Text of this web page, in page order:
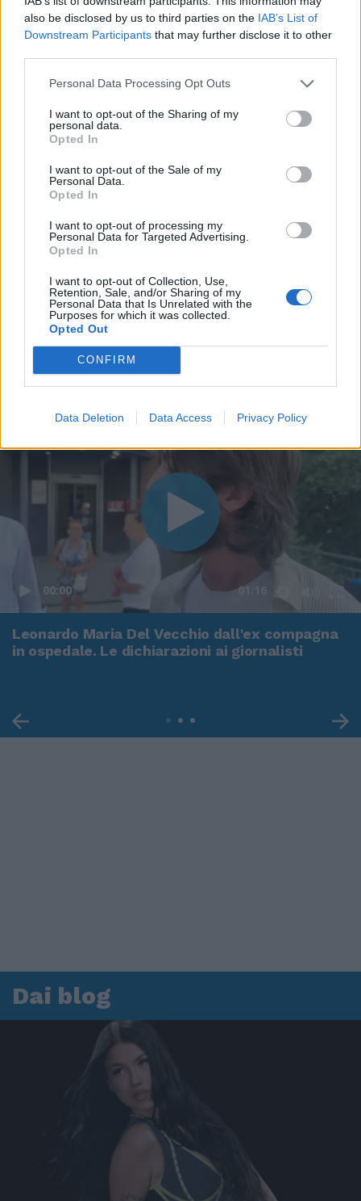
also be disclosed by us to third parties on the IAB’s List of
Downstream Participants that may further disclose it to other
Personal Data Processing Opt Outs
I want to opt-out of the Sharing of my
personal data.
Opted In
I want to opt-out of the Sale of my
Personal Data.
Opted In
I want to opt-out of processing my
Personal Data for Targeted Advertising.
Opted In
I want to opt-out of Collection, Use,
Retention, Sale, and/or Sharing of my
Personal Data that Is Unrelated with the
Purposes for which it was collected.
Opted Out
CONFIRM
Data Deletion Data Access Privacy Policy
00:00 01:16
Leonardo Maria Del Vecchio dall'ex compagna
in ospedale. Le dichiarazioni ai giornalisti
Dai blog